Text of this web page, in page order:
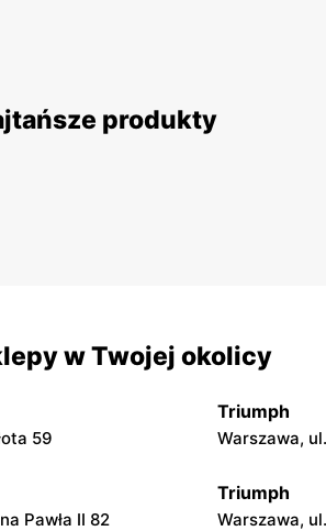
produkty
w Twojej okolicy
59
Triumph
Warszawa,
Pawła II 82
Triumph
Warszawa,